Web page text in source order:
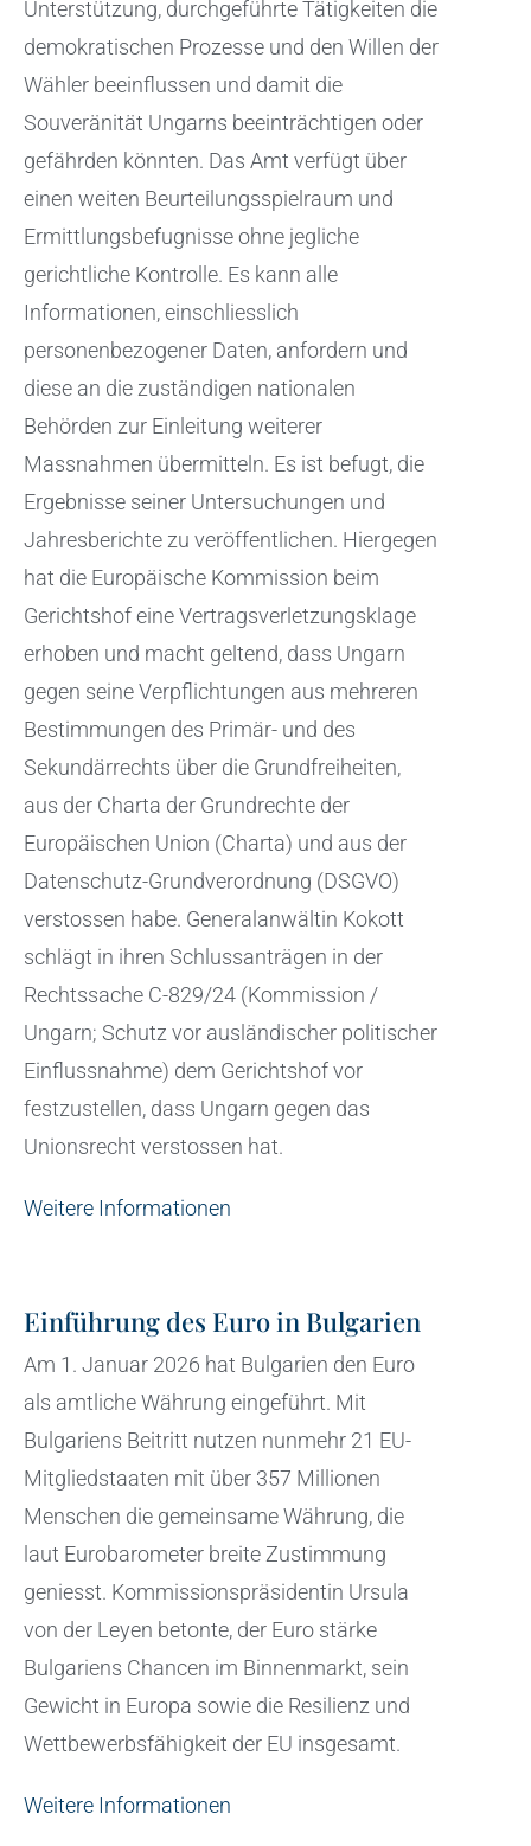
Unterstützung, durchgeführte Tätigkeiten die
demokratischen Prozesse und den Willen der
Wähler beeinflussen und damit die
Souveränität Ungarns beeinträchtigen oder
gefährden könnten. Das Amt verfügt über
einen weiten Beurteilungsspielraum und
Ermittlungsbefugnisse ohne jegliche
gerichtliche Kontrolle. Es kann alle
Informationen, einschliesslich
personenbezogener Daten, anfordern und
diese an die zuständigen nationalen
Behörden zur Einleitung weiterer
Massnahmen übermitteln. Es ist befugt, die
Ergebnisse seiner Untersuchungen und
Jahresberichte zu veröffentlichen. Hiergegen
hat die Europäische Kommission beim
Gerichtshof eine Vertragsverletzungsklage
erhoben und macht geltend, dass Ungarn
gegen seine Verpflichtungen aus mehreren
Bestimmungen des Primär- und des
Sekundärrechts über die Grundfreiheiten,
aus der Charta der Grundrechte der
Europäischen Union (Charta) und aus der
Datenschutz-Grundverordnung (DSGVO)
verstossen habe. Generalanwältin Kokott
schlägt in ihren Schlussanträgen in der
Rechtssache C-829/24 (Kommission /
Ungarn; Schutz vor ausländischer politischer
Einflussnahme) dem Gerichtshof vor
festzustellen, dass Ungarn gegen das
Unionsrecht verstossen hat.
Weitere Informationen
Einführung des Euro in Bulgarien
Am 1. Januar 2026 hat Bulgarien den Euro
als amtliche Währung eingeführt. Mit
Bulgariens Beitritt nutzen nunmehr 21 EU-
Mitgliedstaaten mit über 357 Millionen
Menschen die gemeinsame Währung, die
laut Eurobarometer breite Zustimmung
geniesst. Kommissionspräsidentin Ursula
von der Leyen betonte, der Euro stärke
Bulgariens Chancen im Binnenmarkt, sein
Gewicht in Europa sowie die Resilienz und
Wettbewerbsfähigkeit der EU insgesamt.
Weitere Informationen